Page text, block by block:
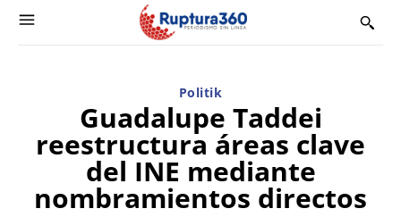
Politik
Guadalupe Taddei
reestructura áreas clave
del INE mediante
nombramientos directos